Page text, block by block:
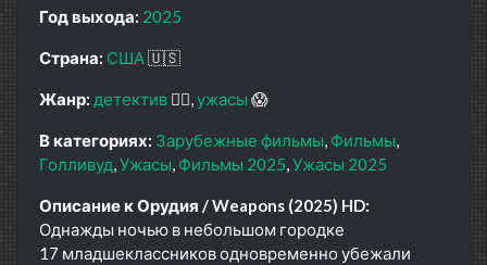
Год выхода: 2025
Страна: США 🇺🇸
Жанр: детектив 🕵️‍♂️ ужасы 😱
В категориях: Зарубежные фильмы Фильмы
Голливуд Ужасы Фильмы 2025 Ужасы 2025
Описание к Орудия / Weapons (2025) HD:
Однажды ночью в небольшом городке
17 младшеклассников одновременно убежали